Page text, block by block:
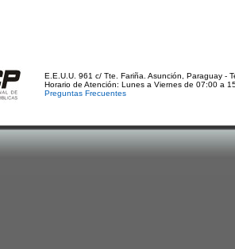
E.E.U.U. 961 c/ Tte. Fariña. Asunción, Paraguay -
Horario de Atención: Lunes a Viernes de 07:00 a
Preguntas Frecuentes